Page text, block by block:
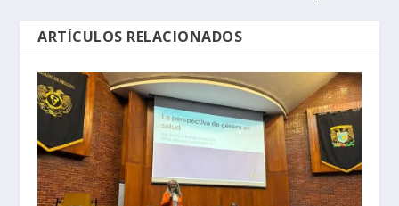
ARTÍCULOS RELACIONADOS